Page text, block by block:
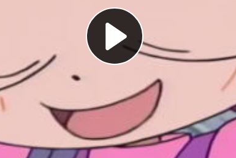
Play
Video